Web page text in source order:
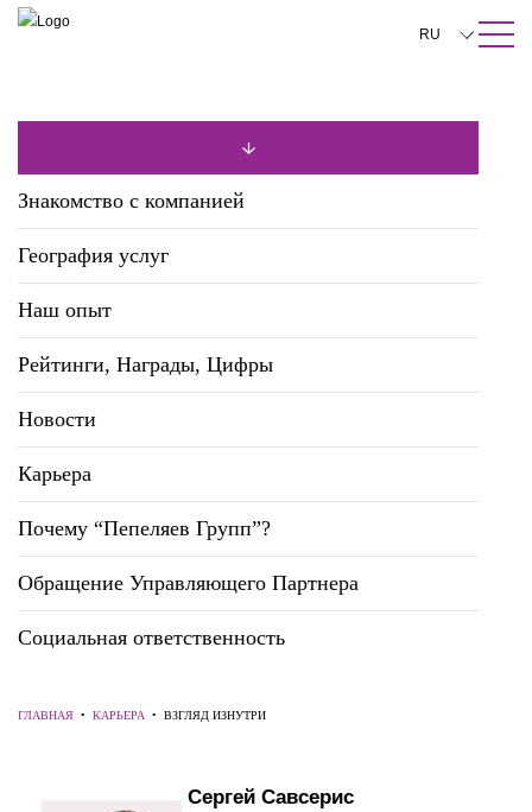
ПОИСК ПО САЙТУ Закрыть
RU
한국어
Deutsch
Türkçe
Знакомство с компанией
География услуг
Наш опыт
Рейтинги, Награды, Цифры
Новости
Карьера
Почему “Пепеляев Групп”?
Обращение Управляющего Партнера
Социальная ответственность
ГЛАВНАЯ • КАРЬЕРА • ВЗГЛЯД ИЗНУТРИ
Сергей Савсерис